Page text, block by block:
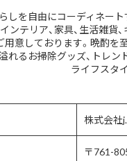
しを自由にコーディネー
インテリア、家具、生活雑貨
用意しております。晩酌を
れるお掃除グッズ、トレ
ライフスタ
株式会
〒761-